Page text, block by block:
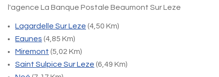
l'agence La Banque Postale Beaumont Sur Leze
Lagardelle Sur Leze (4,50 Km)
Eaunes (4,85 Km)
Miremont (5,02 Km)
Saint Sulpice Sur Leze (6,49 Km)